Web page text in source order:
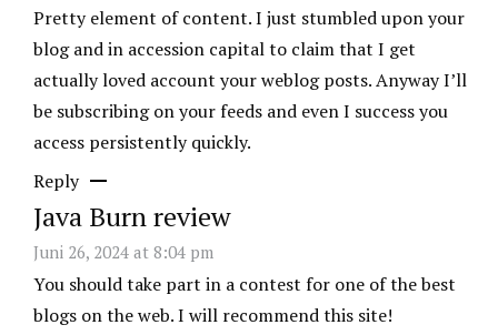
Pretty element of content. I just stumbled upon your
blog and in accession capital to claim that I get
actually loved account your weblog posts. Anyway I’ll
be subscribing on your feeds and even I success you
access persistently quickly.
Reply
Java Burn review
Juni 26, 2024 at 8:04 pm
You should take part in a contest for one of the best
blogs on the web. I will recommend this site!